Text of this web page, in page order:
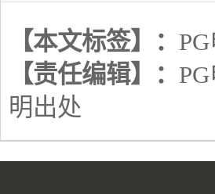
【本文标签】：
【责任编辑】：
明出处